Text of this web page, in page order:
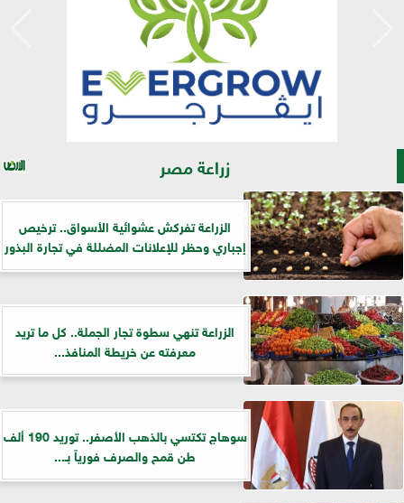
زراعة مصر
الزراعة تفركش عشوائية الأسواق.. ترخيص
إجباري وحظر للإعلانات المضللة في تجارة البذور
الزراعة تنهي سطوة تجار الجملة.. كل ما تريد
معرفته عن خريطة المنافذ...
سوهاج تكتسي بالذهب الأصفر.. توريد 190 ألف
طن قمح والصرف فورياً بـ...